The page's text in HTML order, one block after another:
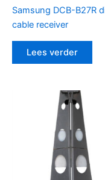
Samsung DCB-B27R
cable receiver
Lees verder